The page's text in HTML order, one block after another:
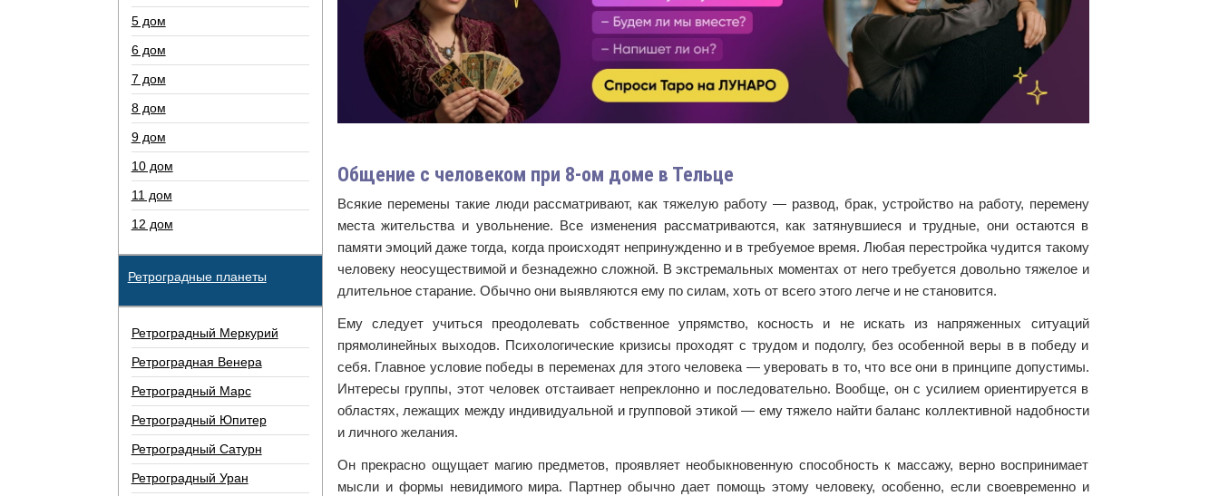
Общение с человеком при 8-ом доме в Тельце
Всякие перемены такие люди рассматривают, как тяжелую работу — развод, брак, устройство на работу, перемену
места жительства и увольнение. Все изменения рассматриваются, как затянувшиеся и трудные, они остаются в
памяти эмоций даже тогда, когда происходят непринужденно и в требуемое время. Любая перестройка чудится такому
человеку неосуществимой и безнадежно сложной. В экстремальных моментах от него требуется довольно тяжелое и
длительное старание. Обычно они выявляются ему по силам, хоть от всего этого легче и не становится.
Ему следует учиться преодолевать собственное упрямство, косность и не искать из напряженных ситуаций
прямолинейных выходов. Психологические кризисы проходят с трудом и подолгу, без особенной веры в в победу и
себя. Главное условие победы в переменах для этого человека — уверовать в то, что все они в принципе допустимы.
Интересы группы, этот человек отстаивает непреклонно и последовательно. Вообще, он с усилием ориентируется в
областях, лежащих между индивидуальной и групповой этикой — ему тяжело найти баланс коллективной надобности
и личного желания.
Он прекрасно ощущает магию предметов, проявляет необыкновенную способность к массажу, верно воспринимает
мысли и формы невидимого мира. Партнер обычно дает помощь этому человеку, особенно, если своевременно и
5 дом
6 дом
7 дом
8 дом
9 дом
10 дом
11 дом
12 дом
Ретроградные планеты
Ретроградный Меркурий
Ретроградная Венера
Ретроградный Марс
Ретроградный Юпитер
Ретроградный Сатурн
Ретроградный Уран